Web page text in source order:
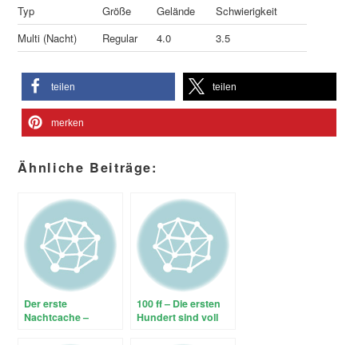
Typ
Größe Gelände
Schwierigkeit
Multi (Nacht)
Regular 4.0 3.5
teilen teilen
merken
Ähnliche Beiträge:
Der erste
Nachtcache –
100 ff – Die ersten
Hundert sind voll